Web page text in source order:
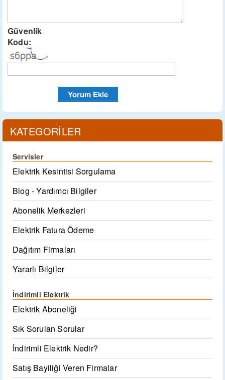
Güvenlik
Kodu:
KATEGORİLER
Servisler
Elektrik Kesintisi Sorgulama
Blog - Yardımcı Bilgiler
Abonelik Merkezleri
Elektrik Fatura Ödeme
Dağıtım Firmaları
Yararlı Bilgiler
İndirimli Elektrik
Elektrik Aboneliği
Sık Sorulan Sorular
İndirimli Elektrik Nedir?
Satış Bayiliği Veren Firmalar